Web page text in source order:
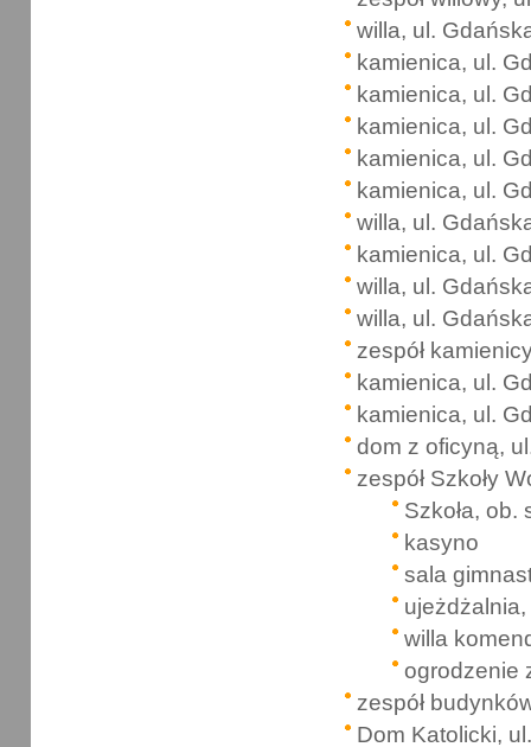
willa, ul.
kamienica, ul.
kamienica, ul.
kamienica, ul.
kamienica, ul.
kamienica, ul.
willa, ul.
kamienica, ul.
willa, ul.
willa, ul.
zespół
kamienica, ul.
kamienica, ul.
dom z oficyną,
zespół Szkoły
Szkoła, ob.
kasyno
sala
willa
ogrodzenie
zespół
Dom Katolicki,